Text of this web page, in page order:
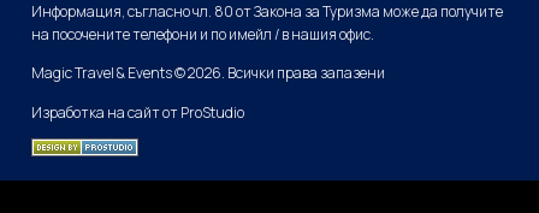
Информация, съгласно чл. 80 от Закона за Туризма може да получите
на посочените телефони и по имейл / в нашия офис.
Magic Travel & Events © 2026. Всички права запазени
Изработка на сайт от ProStudio